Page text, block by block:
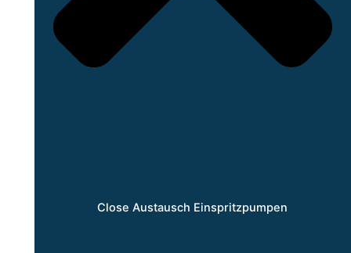
Close Austausch Einspritzpumpen